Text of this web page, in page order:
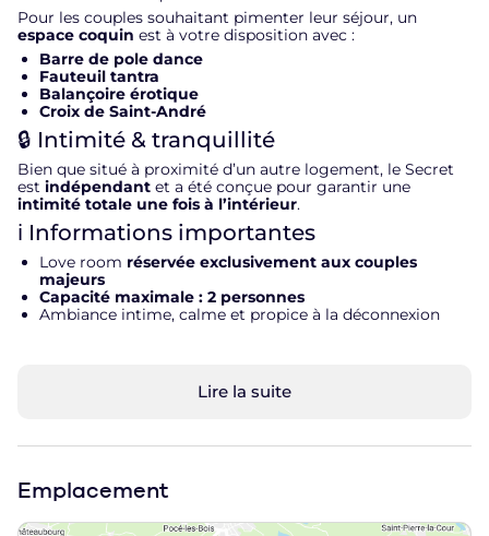
Pour les couples souhaitant pimenter leur séjour, un
espace coquin est à votre disposition avec :
Barre de pole dance
Fauteuil tantra
Balançoire érotique
Croix de Saint-André
🔒 Intimité & tranquillité
Bien que situé à proximité d’un autre logement, le Secret
est indépendant et a été conçue pour garantir une
intimité totale une fois à l’intérieur.
ℹ️ Informations importantes
Love room réservée exclusivement aux couples
majeurs
Capacité maximale : 2 personnes
Ambiance intime, calme et propice à la déconnexion
Lire la suite
Emplacement